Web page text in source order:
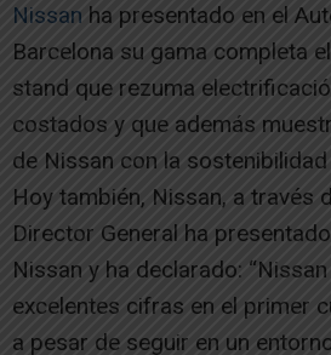
Nissan ha presentado en el
Barcelona su gama completa
stand que rezuma
costados y que además
de Nissan con la
Hoy también, Nissan, a través
Director General ha
Nissan y ha declarado:
excelentes cifras en el primer
a pesar de seguir en un